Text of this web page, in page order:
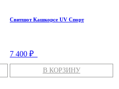
Свитшот Кашкорсе UV Спорт
7 400 ₽
В КОРЗИНУ